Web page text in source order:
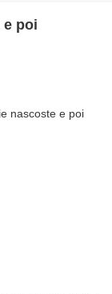
e poi